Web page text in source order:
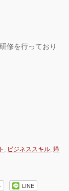
修を行っており
, ビジネススキル, 帰
LINE